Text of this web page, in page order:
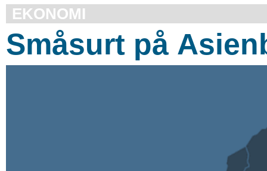
EKONOMI
Småsurt på